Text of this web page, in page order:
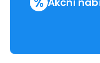
Moe